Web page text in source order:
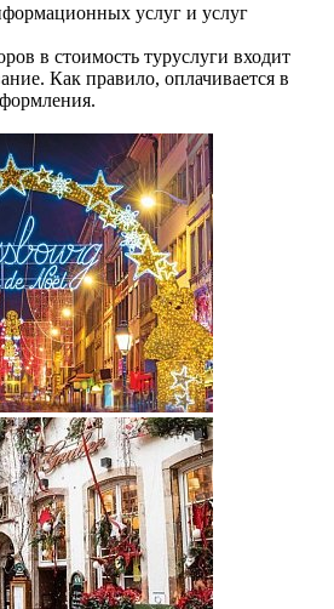
услуг и услуг
в стоимость туруслуги входит
Как правило, оплачивается в